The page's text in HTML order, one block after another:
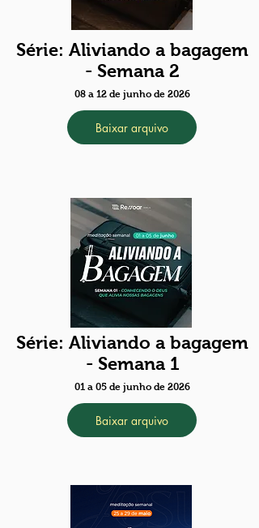
Série: Aliviando a bagagem
- Semana 2
08 a 12 de junho de 2026
Baixar arquivo
Série: Aliviando a bagagem
- Semana 1
01 a 05 de junho de 2026
Baixar arquivo